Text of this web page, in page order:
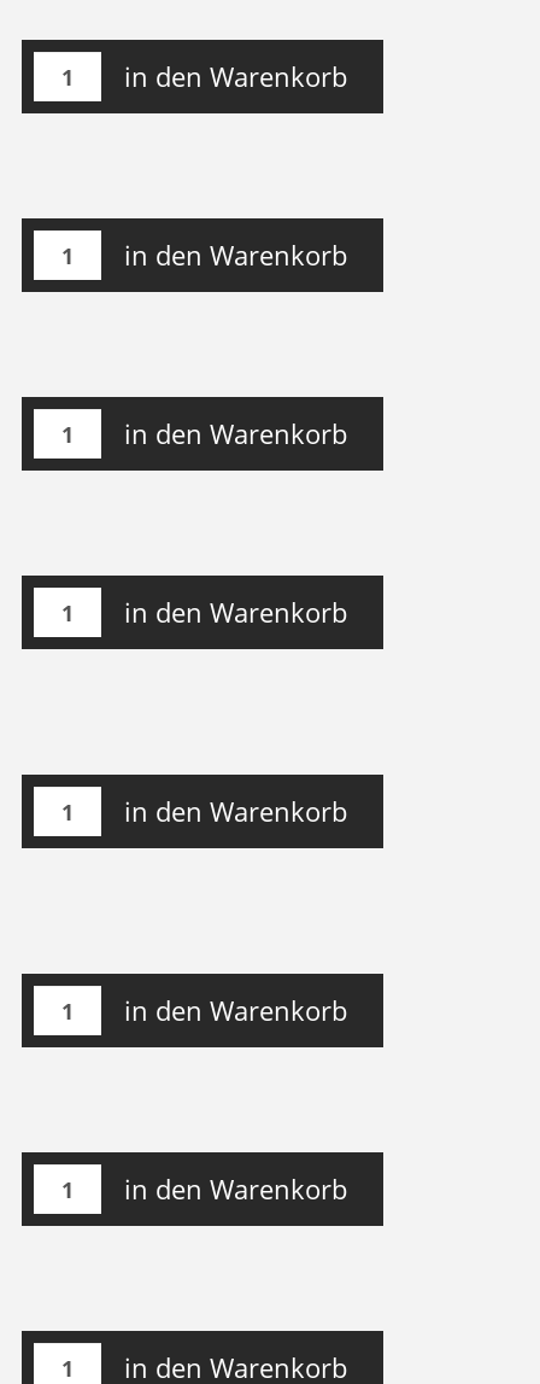
in den Warenkorb
in den Warenkorb
in den Warenkorb
in den Warenkorb
in den Warenkorb
in den Warenkorb
in den Warenkorb
in den Warenkorb